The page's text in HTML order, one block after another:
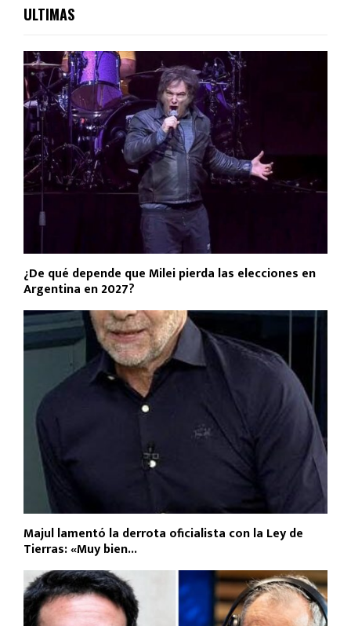
ULTIMAS
¿De qué depende que Milei pierda las elecciones en
Argentina en 2027?
Majul lamentó la derrota oficialista con la Ley de
Tierras: «Muy bien...